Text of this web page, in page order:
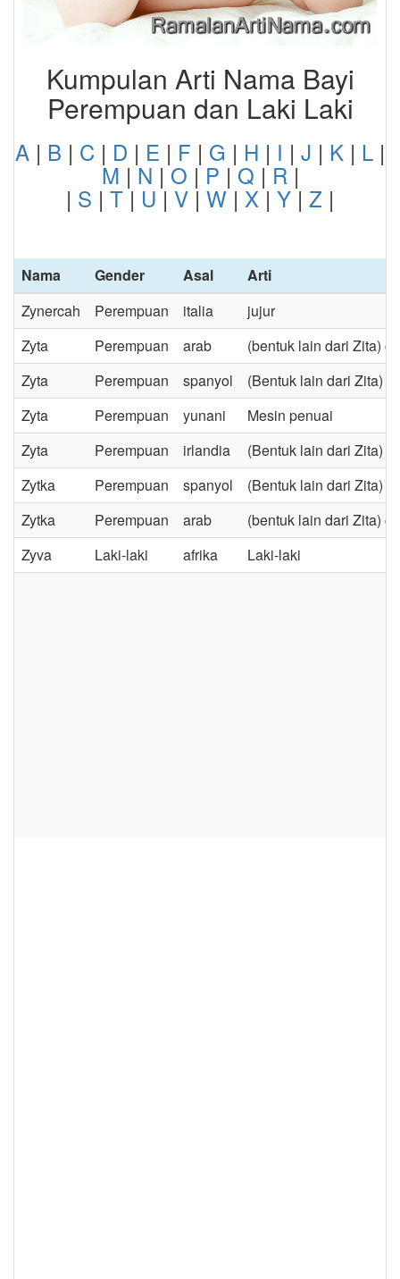
Kumpulan Arti Nama Bayi
Perempuan dan Laki Laki
A | B | C | D | E | F | G | H | I | J | K | L |
M |N |O | P |Q |R|
| S | T| U| V | W| X| Y| Z |
Nama Gender Asal
Arti
Zynercah
Perempuan italia
jujur
Zyta
Perempuan arab
(bentuk lain dari Zita)
Zyta
Perempuan spanyol
(Bentuk lain dari Zita)
Zyta
Perempuan yunani
Mesin penuai
Zyta
Perempuan irlandia
(Bentuk lain dari Zita)
Zytka
Perempuan spanyol
(Bentuk lain dari Zita)
Zytka
Perempuan arab
(bentuk lain dari Zita)
Zyva
Laki-laki afrika Laki-laki